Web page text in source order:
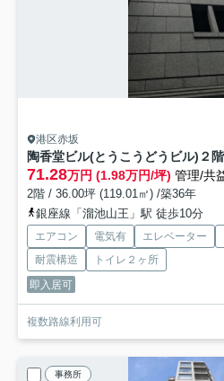
港区赤坂
陶香堂ビル(とうこうどうビル) ２階
71.28万円 (1.98万円/坪) 管理/共
2階 / 36.00坪 (119.01㎡) /築36年
銀座線「溜池山王」駅 徒歩10分
エアコン 電気有 エレベーター
耐震構造
トイレ２ヶ所
即入居可
複数路線利用可
事務所